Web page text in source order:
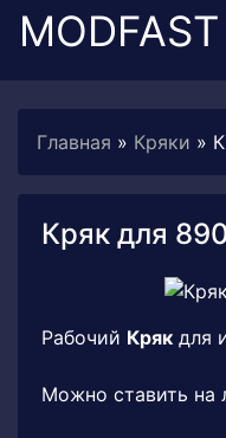
MODFAST
Главная » Кряки »
Кряк для
Рабочий Кряк для
Можно ставить на